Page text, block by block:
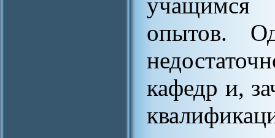
опытов.
кафедр и,